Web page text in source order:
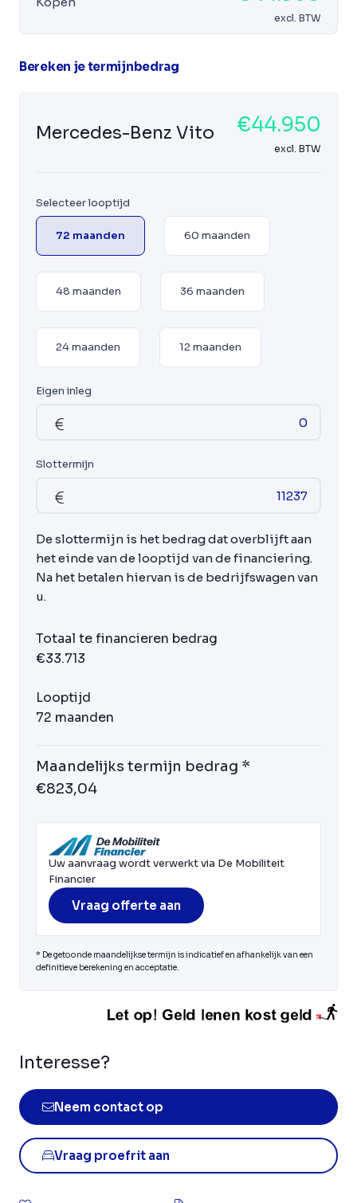
excl. BTW
Bereken je termijnbedrag
Mercedes-Benz Vito €44.950
excl. BTW
Selecteer looptijd
72 maanden 60 maanden
48 maanden 36 maanden
24 maanden 12 maanden
Eigen inleg
Slottermijn
De slottermijn is het bedrag dat overblijft aan
het einde van de looptijd van de financiering.
Na het betalen hiervan is de bedrijfswagen van
u.
Totaal te financieren bedrag
€33.713
Looptijd
72 maanden
Maandelijks termijn bedrag *
€823,04
Uw aanvraag wordt verwerkt via De Mobiliteit
Financier
Vraag offerte aan
* De getoonde maandelijkse termijn is indicatief en afhankelijk van een
definitieve berekening en acceptatie.
Interesse?
Neem contact op
Vraag proefrit aan